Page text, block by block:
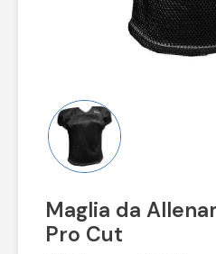
Maglia da
Pro Cut